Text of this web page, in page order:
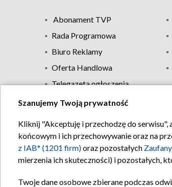
Abonament TVP
Rada Programowa
Biuro Reklamy
Oferta Handlowa
Telegazeta ogłoszenia
Szanujemy Twoją prywatność
Kliknij "Akceptuję i przechodzę do
końcowym i ich przechowywanie oraz na
z IAB* (1201 firm)oraz pozostałych
mierzenia ich skuteczności) i pozostałych,
Twoje dane osobowe zbierane podczas